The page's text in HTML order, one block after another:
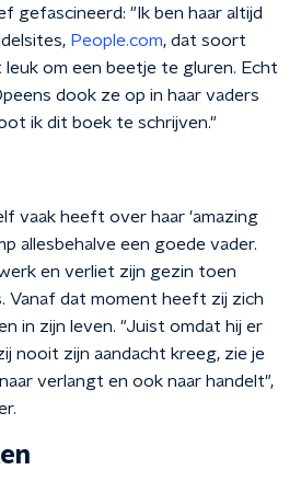
gefascineerd: "Ik ben haar altijd
People.com, dat soort
om een beetje te gluren. Echt
dook ze op in haar vaders
ik dit boek te schrijven."
vaak heeft over haar 'amazing
allesbehalve een goede vader.
en verliet zijn gezin toen
Vanaf dat moment heeft zij zich
in zijn leven. "Juist omdat hij er
nooit zijn aandacht kreeg, zie je
verlangt en ook naar handelt",